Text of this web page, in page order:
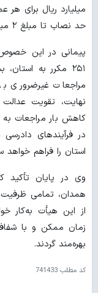
میلیارد ریال برای
حد نصاب تا مبلغ ۲ میلیارد ریال می باشد.
پیمانی در این
۲۵۱ مکرر به
مراجعات غیرضروری
نهایت، تقویت
کاهش بار مراجعات
در فرآیندهای
استان را فراهم
وی در پایان تأکید
همدان، تمامی
از این هیأت به‌کار
زمان ممکن و با
بهره‌مند گردند.
کد مطلب 741433